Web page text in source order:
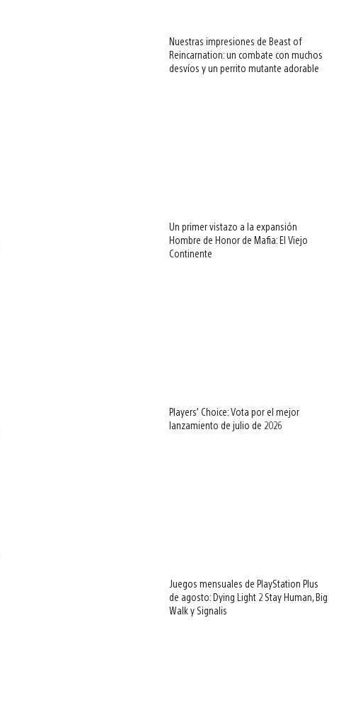
Nuestras impresiones de Beast of
Reincarnation: un combate con muchos
desvíos y un perrito mutante adorable
Un primer vistazo a la expansión
Hombre de Honor de Mafia: El Viejo
Continente
Players’ Choice: Vota por el mejor
lanzamiento de julio de 2026
Juegos mensuales de PlayStation Plus
de agosto: Dying Light 2 Stay Human, Big
Walk y Signalis